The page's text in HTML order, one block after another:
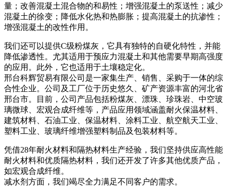
量；改善混凝土混合物的和易性；增强混凝土的泵送性；减少
混凝土的徐变；降低水化热和热膨胀；提高混凝土的抗渗性；
增强混凝土的改性作用。
我们还可以提供C级粉煤灰，它具有独特的自硬化特性，并能
降低渗透性。尤其适用于预应力混凝土和其他需要早期高强度
的应用。此外，它也适用于土壤稳定化。
邢台科辉贸易有限公司是一家集生产、销售、采购于一体的综
合性企业。公司及工厂位于历史悠久、矿产资源丰富的河北省
邢台市。目前，公司产品包括粉煤灰、漂珠、珍珠岩、中空玻
璃微球、宏观合成纤维等，产品应用领域涵盖耐火保温材料、
建筑材料、石油工业、保温材料、涂料工业、航空航天工业、
塑料工业、玻璃纤维增​​强塑料制品及包装材料等。
凭借28年耐火材料和隔热材料生产经验，我们坚持供应高性能
耐火材料和优质隔热材料，我们还开发了许多其他优质产品，
如宏观合成纤维。
减水剂方面，我们竭尽全力满足不同客户的需求。